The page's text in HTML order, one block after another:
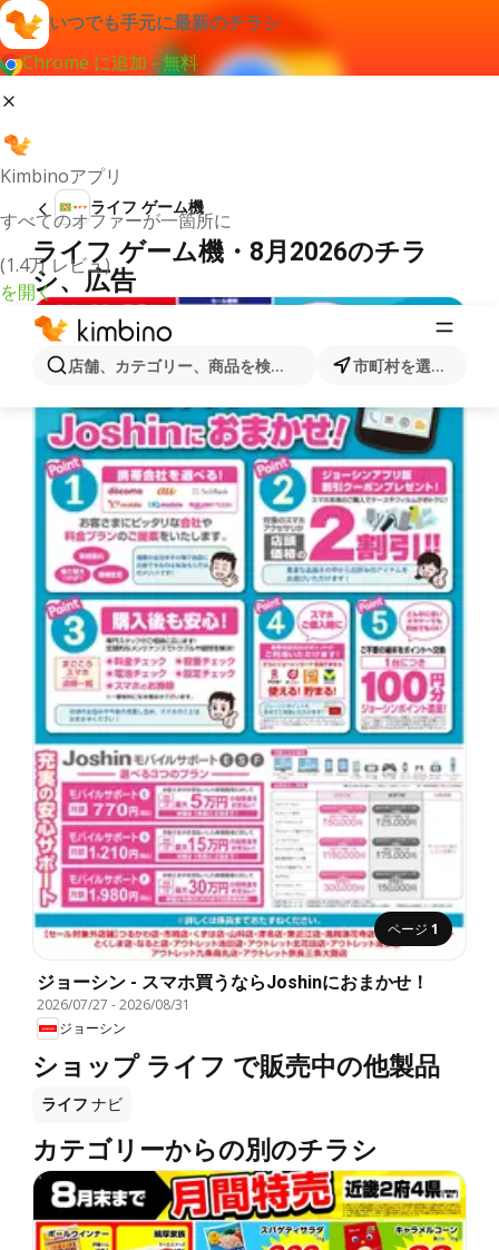
いつでも手元に最新のチラシ
Chrome に追加 - 無料
Kimbinoアプリ
すべてのオファーが一箇所に
(1.4万 レビュ)
を開く
店舗、カテゴリー、商品を検索... 市町村を選択します
ライフ ゲーム機
ライフ ゲーム機・8月2026のチラ
シ、広告
ページ 1
ジョーシン - スマホ買うならJoshinにおまかせ！
2026/07/27 -2026/08/31
ジョーシン
ショップ ライフ で販売中の他製品
ライフ ナビ
カテゴリーからの別のチラシ